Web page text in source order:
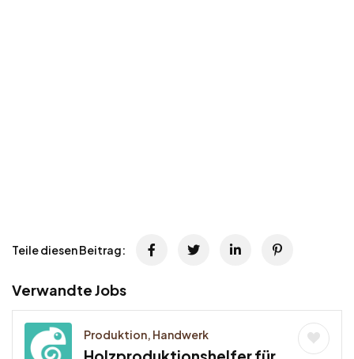
Teile diesen Beitrag:
Verwandte Jobs
Produktion, Handwerk